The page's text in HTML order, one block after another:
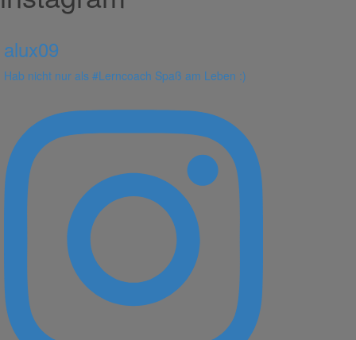
alux09
Hab nicht nur als #Lerncoach Spaß am Leben :)